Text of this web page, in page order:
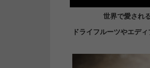
世界で愛され
ドライフルーツやエデ